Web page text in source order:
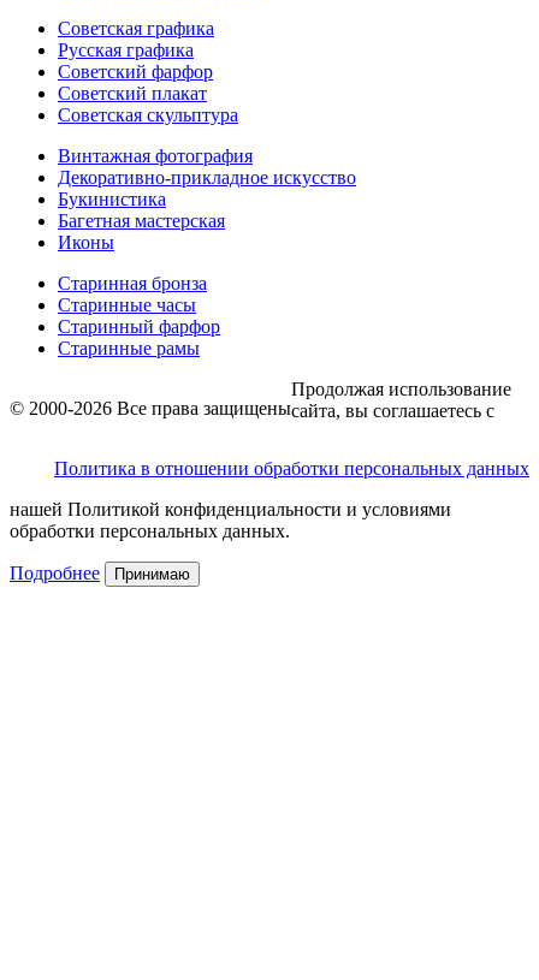
Советская графика
Русская графика
Советский фарфор
Советский плакат
Советская скульптура
Винтажная фотография
Декоративно-прикладное искусство
Букинистика
Багетная мастерская
Иконы
Старинная бронза
Старинные часы
Старинный фарфор
Старинные рамы
© 2000-2026 Все права защищены
Политика в отношении обработки персональных данных
Продолжая использование
сайта, вы соглашаетесь с
нашей Политикой конфиденциальности и условиями
обработки персональных данных.
Подробнее Принимаю